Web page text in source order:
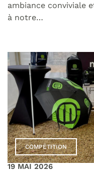
ambiance conviviale
à notre…
COMPÉTITION
19 MAI 2026